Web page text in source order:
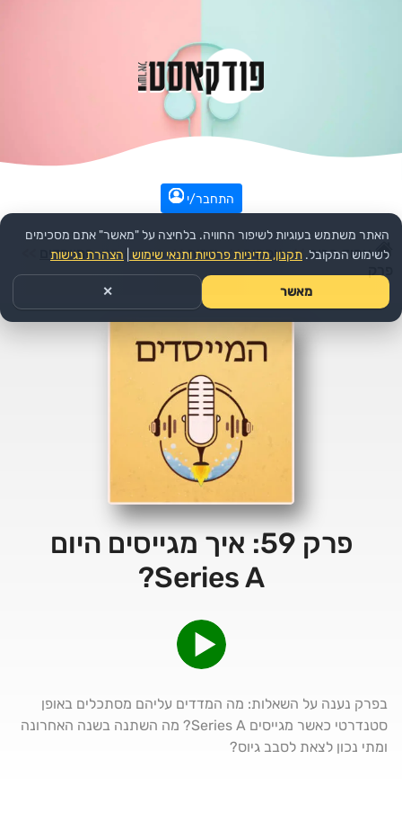
התחבר/י
עמוד הבית >> עסקים >> יזמות >> הפודקאסט: המייסדים
פרק 59: איך מגייסים היום
Series A?
בפרק נענה על השאלות: מה המדדים עליהם מסתכלים באופן
סטנדרטי כאשר מגייסים Series A? מה השתנה בשנה האחרונה
ומתי נכון לצאת לסבב גיוס?
האתר משתמש בעוגיות לשיפור החוויה. בלחיצה על "מאשר" אתם מסכימים
לשימוש המקובל. תקנון, מדיניות פרטיות ותנאי שימוש הצהרת נגישות
מאשר ✕